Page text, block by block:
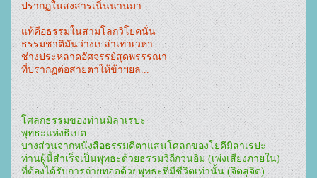
ปรากฏในสงสารเนิ่นนานมา
แท้คือธรรมในสามโลกวิโยคนั่น
ธรรมชาติมันว่างเปล่าเท่าเวหา
ช่างประหลาดอัศจรรย์สุดพรรรณา
ที่ปรากฏต่อสายตาให้ข้าฯยล...
โศลกธรรมของท่านมิลาเรปะ
พุทธะแห่งธิเบต
บางส่วนจากหนังสือธรรมคีตาแสนโศลกของโยคีมิลาเรปะ
ท่านผู้นี้สำเร็จเป็นพุทธะด้วยธรรมวิถีกวนอิม (เพ่งเสียงภายใน)
ที่ต้องได้รับการถ่ายทอดด้วยพุทธะที่มีชีวิตเท่านั้น (จิตสู่จิต)